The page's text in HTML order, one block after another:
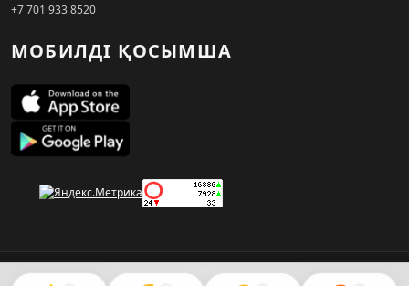
+7 701 933 8520
МОБИЛДІ ҚОСЫМША
© 2026. KZNEWS.KZ ақпарат агенттігі